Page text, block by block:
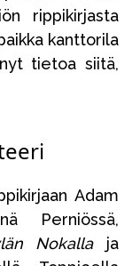
rippikirjasta
kanttorila
tietoa siitä,
Adam
Perniössä,
Nokallaja